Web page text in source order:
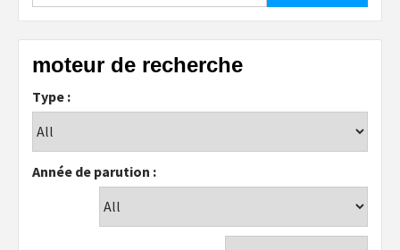
moteur de recherche
Type :
Année de parution :